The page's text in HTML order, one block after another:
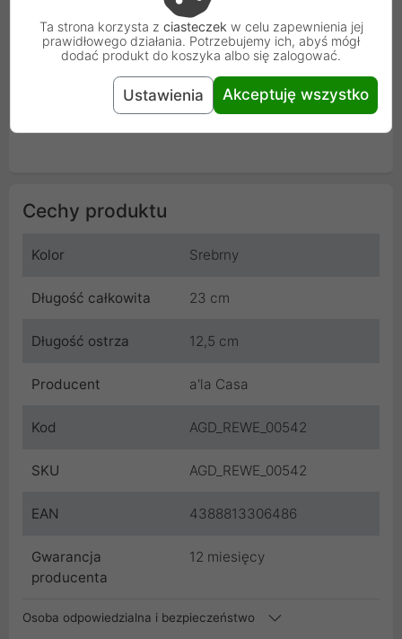
Cechy produktu
Kolor Srebrny
Długość całkowita 23 cm
Długość ostrza 12,5 cm
Producent a'la Casa
Kod AGD_REWE_00542
SKU AGD_REWE_00542
EAN 4388813306486
Gwarancja
producenta
12 miesięcy
Osoba odpowiedzialna i bezpieczeństwo
Ta strona korzysta z ciasteczek w celu zapewnienia jej
prawidłowego działania. Potrzebujemy ich, abyś mógł
dodać produkt do koszyka albo się zalogować.
Ustawienia Akceptuję wszystko